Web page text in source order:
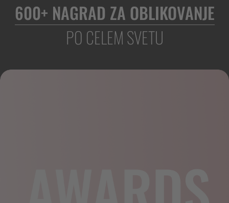
600+ NAGRAD ZA OBLIKOVANJE
PO CELEM SVETU